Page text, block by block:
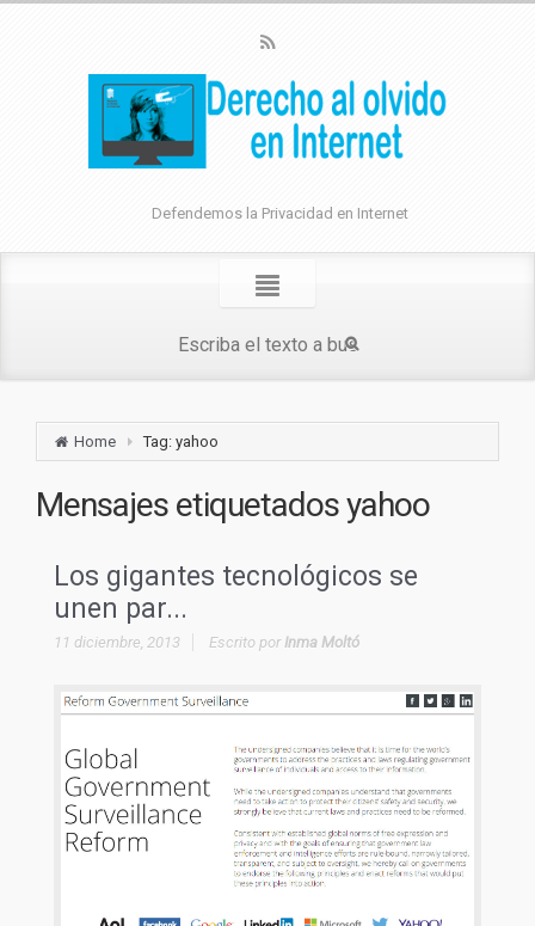
Defendemos la Privacidad en Internet
Home Tag: yahoo
Mensajes etiquetadosyahoo
Los gigantes tecnológicos se
unen par...
11 diciembre, 2013 Escrito por Inma Moltó